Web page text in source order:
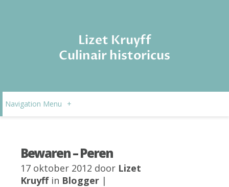
Lizet Kruyff
Culinair historicus
Navigation Menu +
Bewaren – Peren
17 oktober 2012 door Lizet
Kruyffin Blogger |